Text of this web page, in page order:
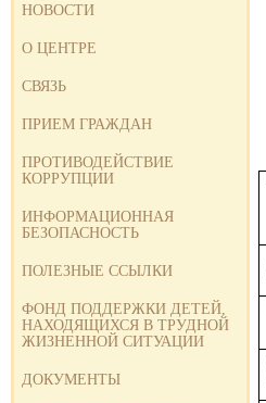
НОВОСТИ
О ЦЕНТРЕ
СВЯЗЬ
ПРИЕМ ГРАЖДАН
ПРОТИВОДЕЙСТВИЕ
КОРРУПЦИИ
ИНФОРМАЦИОННАЯ
БЕЗОПАСНОСТЬ
ПОЛЕЗНЫЕ ССЫЛКИ
ФОНД ПОДДЕРЖКИ ДЕТЕЙ,
НАХОДЯЩИХСЯ В ТРУДНОЙ
ЖИЗНЕННОЙ СИТУАЦИИ
ДОКУМЕНТЫ